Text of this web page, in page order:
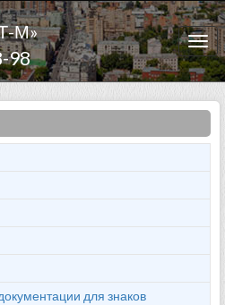
М»
98
для знаков